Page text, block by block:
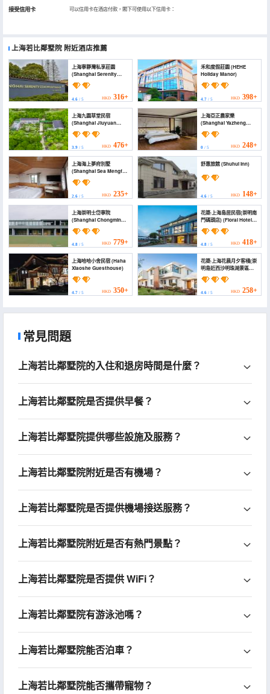
接受信用卡 可以信用卡在酒店付款，閣下可使用以下信用卡：
上海若比鄰墅院 附近酒店推薦
上海寧靜灣私享莊園
(Shanghai Serenity
Cove Private Manor)
4.6 / 5 HKD 316+
禾和度假莊園 (HEHE
Holiday Manor)
4.7/ 5 HKD 398+
上海九園草堂民宿
(Shanghai Jiuyuan
Caotang Homestay)
3.9 / 5 HKD 476+
上海亞正農家樂
(Shanghai Yazheng
Farm Stay)
0/ 5 HKD 248+
上海海上夢府別墅
(Shanghai Sea Mengfu
Villa)
2.6 / 5 HKD 235+
舒惠旅館 (Shuhui Inn)
4.6/ 5 HKD 148+
上海崇明士岱寧院
(Shanghai Chongming
Shixuanning Hospital)
4.8 / 5 HKD 779+
花築·上海島居民宿(崇明南
門碼頭店) (Floral Hotel ·
Shanghaidaoju Hotel
(Chongming Nanmen
Pier Branch))
4.8/ 5 HKD 418+
上海哈哈小舍民宿 (Haha
Xiaoshe Guesthouse)
4.7 / 5 HKD 350+
花築·上海花晨月夕客棧(崇
明島近西沙明珠湖景區店)
(Floral Hotel ·Shanghai
Huachen Yuexi hotel
(Chongming Island near
Xisha Pearl Lake
4.6/ 5 HKD 258+
常見問題
上海若比鄰墅院的入住和退房時間是什麼？
上海若比鄰墅院是否提供早餐？
上海若比鄰墅院提供哪些設施及服務？
上海若比鄰墅院附近是否有機場？
上海若比鄰墅院是否提供機場接送服務？
上海若比鄰墅院附近是否有熱門景點？
上海若比鄰墅院是否提供 WiFi？
上海若比鄰墅院有游泳池嗎？
上海若比鄰墅院能否泊車？
上海若比鄰墅院能否攜帶寵物？